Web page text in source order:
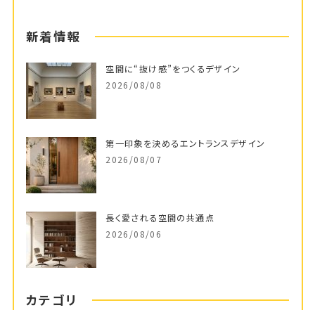
新着情報
空間に“抜け感”をつくるデザイン
2026/08/08
第一印象を決めるエントランスデザイン
2026/08/07
長く愛される空間の共通点
2026/08/06
カテゴリ